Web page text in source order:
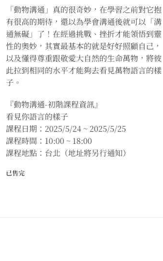
「動物溝通」真的很奇妙，在學習之前對它抱
有很高的期待，還以為學會溝通後就可以「溝
通無礙」了！在經過挑戰、挫折才能領悟到靈
性的奧妙，其實最基本的就是好好照顧自己，
以及懂得尊重跟敬愛大自然的生命萬物，將彼
此拉到相同的水平才能夠去看見萬物語言的樣
子。
『動物溝通-初階課程資訊』
看見你語言的樣子
課程日期：2025/5/24 ~ 2025/5/25
課程時間：10:00 ~ 18:00
課程地點：台北（地址將另行通知）
已售完